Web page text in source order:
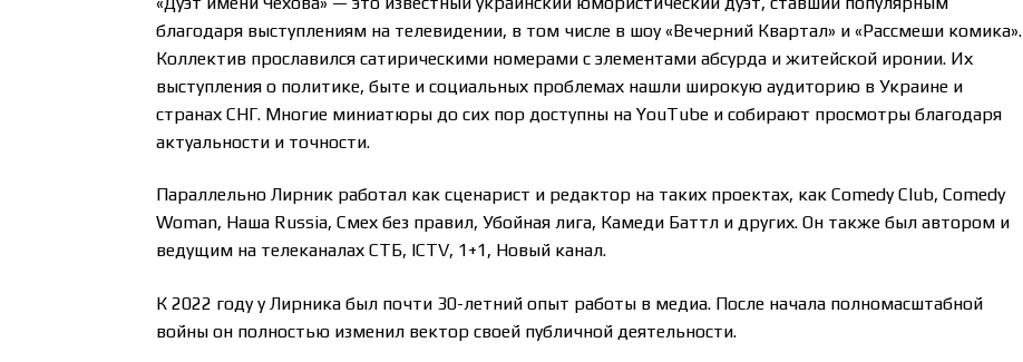
благодаря выступлениям на телевидении, в том числе в шоу «Вечерний Квартал» и «Рассмеши комика».
Коллектив прославился сатирическими номерами с элементами абсурда и житейской иронии. Их
выступления о политике, быте и социальных проблемах нашли широкую аудиторию в Украине и
странах СНГ. Многие миниатюры до сих пор доступны на YouTube и собирают просмотры благодаря
актуальности и точности.
Параллельно Лирник работал как сценарист и редактор на таких проектах, как Comedy Club, Comedy
Woman, Наша Russia, Смех без правил, Убойная лига, Камеди Баттл и других. Он также был автором и
ведущим на телеканалах СТБ, ICTV, 1+1, Новый канал.
К 2022 году у Лирника был почти 30-летний опыт работы в медиа. После начала полномасштабной
войны он полностью изменил вектор своей публичной деятельности.